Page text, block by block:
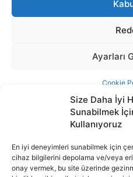
Size Daha İyi
Sunabilmek
Kullanıyoruz
En iyi deneyimleri sunabilmek için
cihaz bilgilerini depolama ve/veya
onay vermek, bu site üzerinde
İnternet portalımızda yer alan
içeriğin hakları Sigortamedya